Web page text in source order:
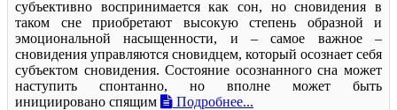
субъективно воспринимается как сон, но сновидения в
таком сне приобретают высокую степень образной и
эмоциональной насыщенности, и – самое важное –
сновидения управляются сновидцем, который осознает себя
субъектом сновидения. Состояние осознанного сна может
наступить спонтанно, но вполне может быть
инициировано спящим
Подробнее...